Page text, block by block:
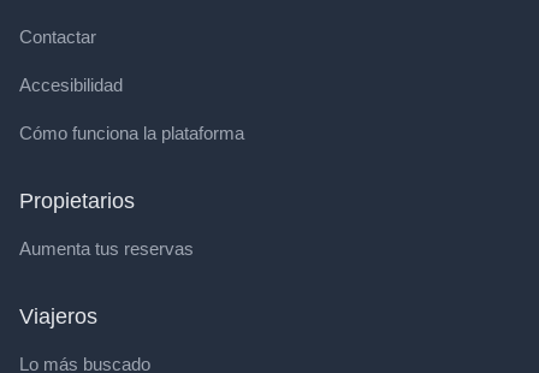
Contactar
Accesibilidad
Cómo funciona la plataforma
Propietarios
Aumenta tus reservas
Viajeros
Lo más buscado